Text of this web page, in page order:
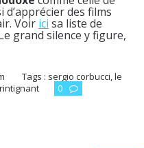
des films
Voir ici sa liste de
grand silence y figure,
Tags : sergio corbucci,le
0